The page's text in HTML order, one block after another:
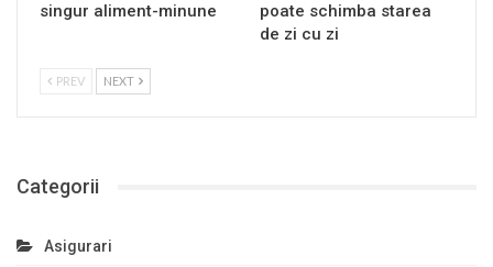
singur aliment-minune
poate schimba starea
de zi cu zi
PREV NEXT
Categorii
Asigurari